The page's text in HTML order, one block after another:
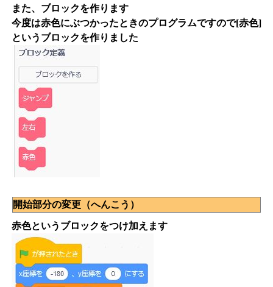
また、ブロックを作ります
今度は赤色にぶつかったときのプログラムですので[赤色]
というブロックを作りました
開始部分の変更（へんこう）
赤色というブロックをつけ加えます